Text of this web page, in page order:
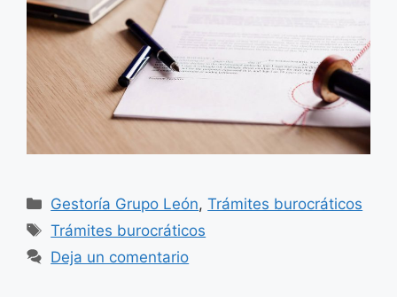
Categorías
Gestoría Grupo León,Trámites burocráticos
Etiquetas
Trámites burocráticos
Deja un comentario